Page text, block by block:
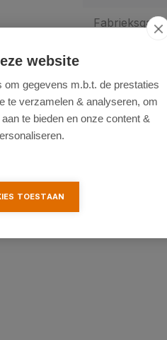
Garantie-
website
gegevens m.b.t. de prestaties
te verzamelen & analyseren, om
te bieden en onze content &
TOESTAAN